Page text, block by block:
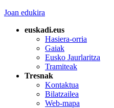
Joan edukira
euskadi.eus
Hasiera-orria
Gaiak
Eusko Jaurlaritza
Tramiteak
Tresnak
Kontaktua
Bilatzailea
Web-mapa